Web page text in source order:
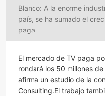
Blanco: A la enorme
país, se ha sumado el
paga
El mercado de TV paga
rondará los 50 millones
afirma un estudio de la
Consulting.El trabajo